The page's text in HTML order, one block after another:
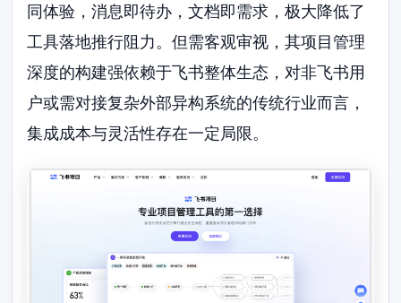
同体验，消息即待办，文档即需求，极大降低了
工具落地推行阻力。但需客观审视，其项目管理
深度的构建强依赖于飞书整体生态，对非飞书用
户或需对接复杂外部异构系统的传统行业而言，
集成成本与灵活性存在一定局限。